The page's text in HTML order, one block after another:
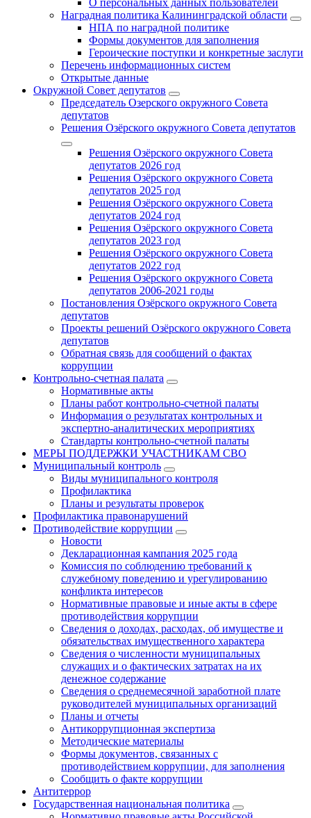
О персональных данных пользователей
Наградная политика Калининградской области
НПА по наградной политике
Формы документов для заполнения
Героические поступки и конкретные заслуги
Перечень информационных систем
Открытые данные
Окружной Совет депутатов
Председатель Озерского окружного Совета
депутатов
Решения Озёрского окружного Совета депутатов
Решения Озёрского окружного Совета
депутатов 2026 год
Решения Озёрского окружного Совета
депутатов 2025 год
Решения Озёрского окружного Совета
депутатов 2024 год
Решения Озёрского окружного Совета
депутатов 2023 год
Решения Озёрского окружного Совета
депутатов 2022 год
Решения Озёрского окружного Совета
депутатов 2006-2021 годы
Постановления Озёрского окружного Совета
депутатов
Проекты решений Озёрского окружного Совета
депутатов
Обратная связь для сообщений о фактах
коррупции
Контрольно-счетная палата
Нормативные акты
Планы работ контрольно-счетной палаты
Информация о результатах контрольных и
экспертно-аналитических мероприятиях
Стандарты контрольно-счетной палаты
МЕРЫ ПОДДЕРЖКИ УЧАСТНИКАМ СВО
Муниципальный контроль
Виды муниципального контроля
Профилактика
Планы и результаты проверок
Профилактика правонарушений
Противодействие коррупции
Новости
Декларационная кампания 2025 года
Комиссия по соблюдению требований к
служебному поведению и урегулированию
конфликта интересов
Нормативные правовые и иные акты в сфере
противодействия коррупции
Сведения о доходах, расходах, об имуществе и
обязательствах имущественного характера
Сведения о численности муниципальных
служащих и о фактических затратах на их
денежное содержание
Сведения о среднемесячной заработной плате
руководителей муниципальных организаций
Планы и отчеты
Антикоррупционная экспертиза
Методические материалы
Формы документов, связанных с
противодействием коррупции, для заполнения
Сообщить о факте коррупции
Антитеррор
Государственная национальная политика